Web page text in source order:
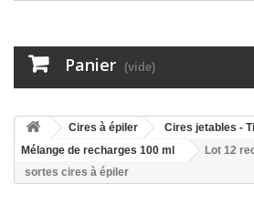
Panier (vide)
Cires à épiler
Cires jetables -
Mélange de recharges 100 ml
Lot 12
sortes cires à épiler